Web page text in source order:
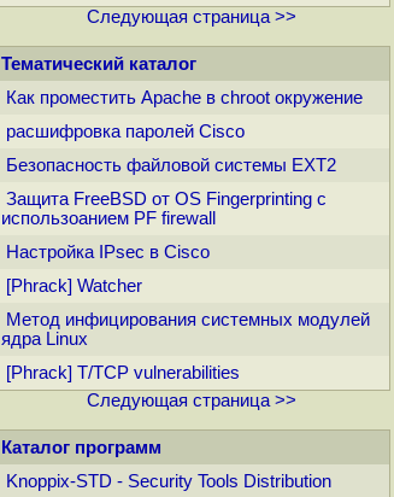
Следующая страница >>
Тематический каталог
Как проместить Apache в chroot окружение
расшифровка паролей Cisco
Безопасность файловой системы EXT2
Защита FreeBSD от OS Fingerprinting с
использоанием PF firewall
Настройка IPsec в Cisco
[Phrack] Watcher
Метод инфицирования системных модулей
ядра Linux
[Phrack] T/TCP vulnerabilities
Следующая страница >>
Каталог программ
Knoppix-STD - Security Tools Distribution